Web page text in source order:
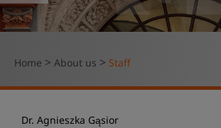
Home > About us > Staff
Dr. Agnieszka Gąsior